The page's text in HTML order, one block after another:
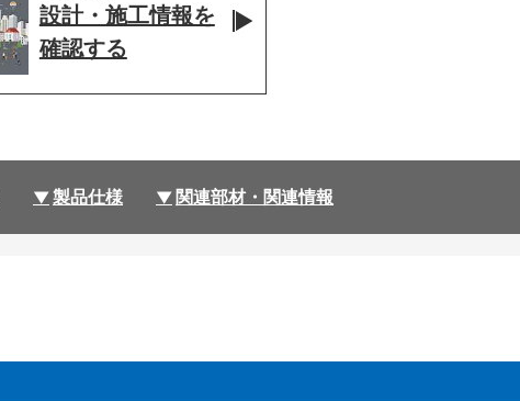
設計・施工情報を
確認する
製品仕様 関連部材・関連情報